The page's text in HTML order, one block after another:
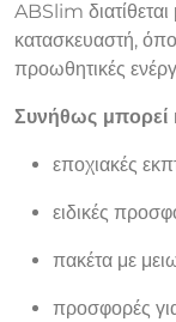
ABSlim
κατασκευαστή,
προωθητικές
Συνήθως μπορεί
εποχιακές
ειδικές
πακέτα με
προσφορές